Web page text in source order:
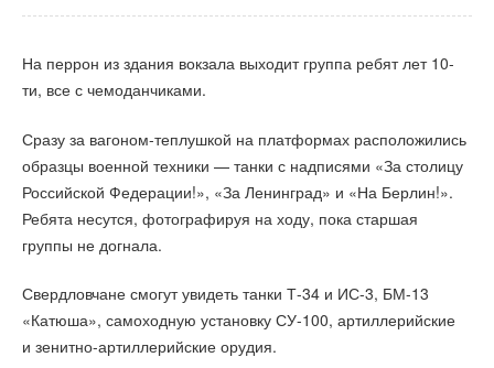
На перрон из здания вокзала выходит группа ребят лет 10-
ти, все с чемоданчиками.
Сразу за вагоном-теплушкой на платформах расположились
образцы военной техники — танки с надписями «За столицу
Российской Федерации!», «За Ленинград» и «На Берлин!».
Ребята несутся, фотографируя на ходу, пока старшая
группы не догнала.
Свердловчане смогут увидеть танки Т-34 и ИС-3, БМ-13
«Катюша», самоходную установку СУ-100, артиллерийские
и зенитно-артиллерийские орудия.